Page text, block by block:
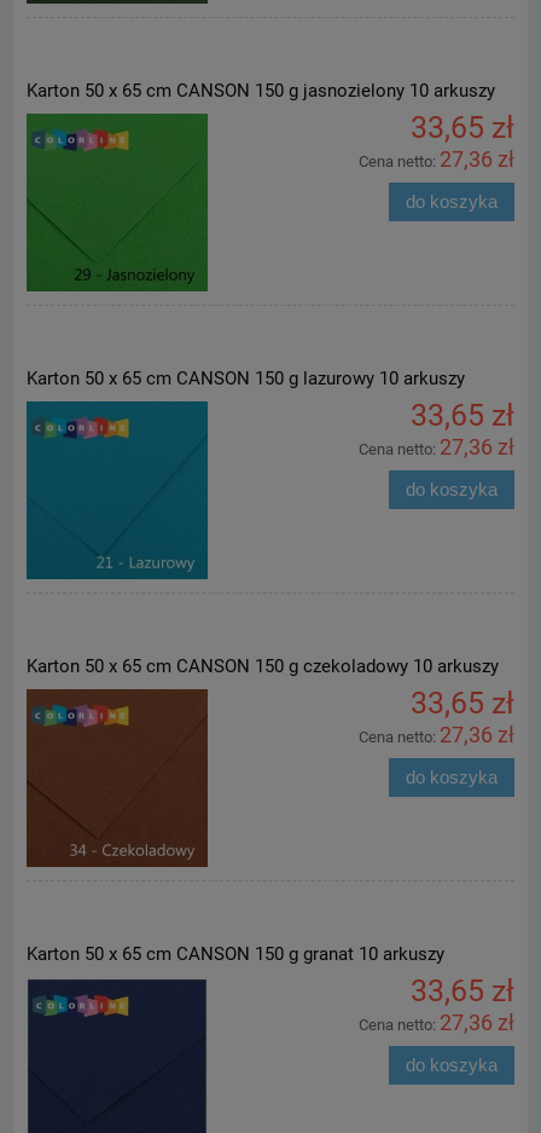
Karton 50 x 65 cm CANSON 150 g jasnozielony 10 arkuszy
33,65 zł
Cena netto: 27,36 zł
do koszyka
Karton 50 x 65 cm CANSON 150 g lazurowy 10 arkuszy
33,65 zł
Cena netto: 27,36 zł
do koszyka
Karton 50 x 65 cm CANSON 150 g czekoladowy 10 arkuszy
33,65 zł
Cena netto: 27,36 zł
do koszyka
Karton 50 x 65 cm CANSON 150 g granat 10 arkuszy
33,65 zł
Cena netto: 27,36 zł
do koszyka